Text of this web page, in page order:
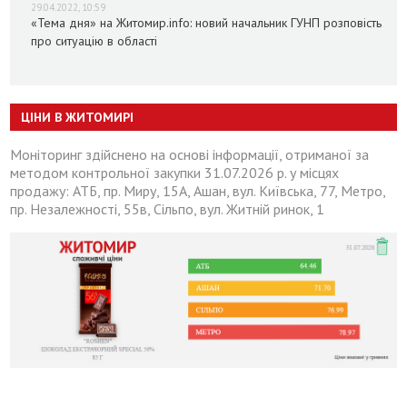
29.04.2022, 10:59
«Тема дня» на Житомир.info: новий начальник ГУНП розповість
про ситуацію в області
ЦІНИ В ЖИТОМИРІ
Моніторинг здійснено на основі інформації, отриманої за
методом контрольної закупки 31.07.2026 р. у місцях
продажу: АТБ, пр. Миру, 15А, Ашан, вул. Київська, 77, Метро,
пр. Незалежності, 55в, Сільпо, вул. Житній ринок, 1